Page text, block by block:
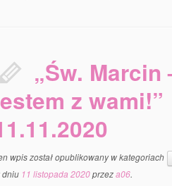
„Św. Marcin
z wami!”
wpis został opublikowany w kategoriach
dniu 11 listopada 2020przeza06.